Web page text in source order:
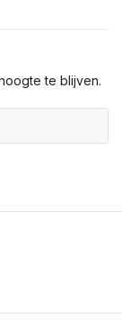
te blijven.